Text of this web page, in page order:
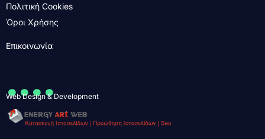
Πολιτική Cookies
Όροι Χρήσης
Επικοινωνία
....
Web Design & Development